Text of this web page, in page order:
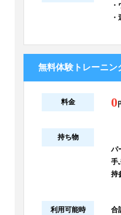
無料体験トレーニン
料金 0
持ち物
パ
手
持
利用可能時
合